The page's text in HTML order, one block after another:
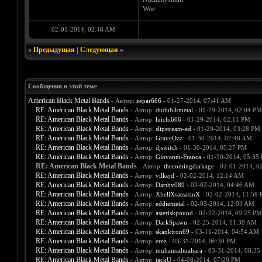
Woe
02-01-2014, 02:48 AM
« Предыдущая| Следующая»
Сообщения в этой теме
American Black Metal Bands - Автор: zepar666- 01-27-2014, 07:41 AM
RE: American Black Metal Bands - Автор: dudublkmetal - 01-29-2014, 02:04 PM
RE: American Black Metal Bands - Автор: luichi666- 01-29-2014, 02:11 PM
RE: American Black Metal Bands - Автор: slipstream-ed - 01-29-2014, 03:28 PM
RE: American Black Metal Bands - Автор: GraveOzz- 01-30-2014, 02:48 AM
RE: American Black Metal Bands - Автор: djswitch - 01-30-2014, 05:27 PM
RE: American Black Metal Bands - Автор: Giovanni-Franca- 01-30-2014, 05:35
RE: American Black Metal Bands - Автор: thecomingdarkage- 02-01-2014,
RE: American Black Metal Bands - Автор: vilkejd - 02-02-2014, 12:14 AM
RE: American Black Metal Bands - Автор: Darthv089 - 02-02-2014, 04:46 AM
RE: American Black Metal Bands - Автор: XhellXsassasinX- 02-02-2014, 11:59
RE: American Black Metal Bands - Автор: eddiemetal - 02-03-2014, 12:03 AM
RE: American Black Metal Bands - Автор: asteriskpound - 02-22-2014, 09:25 PM
RE: American Black Metal Bands - Автор: DarkSpawn - 02-25-2014, 11:38 AM
RE: American Black Metal Bands - Автор: skanktron69 - 03-11-2014, 04:54 AM
RE: American Black Metal Bands - Автор: erez- 03-31-2014, 06:30 PM
RE: American Black Metal Bands - Автор: muhamadmahara- 03-31-2014, 08:35
RE: American Black Metal Bands - Автор: jackU- 04-08-2014, 07:20 PM